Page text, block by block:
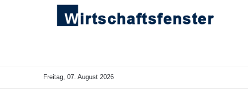
Freitag, 07. August 2026